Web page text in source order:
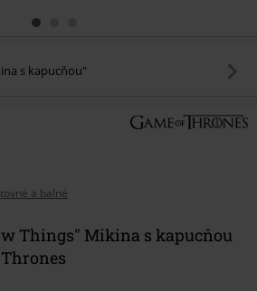
s kapucňou"
a balné
Things" Mikina s kapucňou